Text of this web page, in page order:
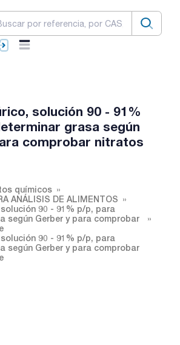
solución 90 - 91%
grasa según
comprobar nitratos
químicos
ANÁLISIS DE ALIMENTOS
90 - 91% p/p, para
según Gerber y para comprobar
90 - 91% p/p, para
según Gerber y para comprobar